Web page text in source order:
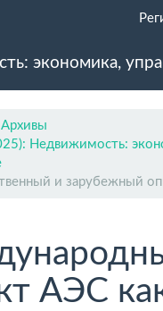
экономика,
Архивы
Недвижимость:
и зарубежный
АЭС